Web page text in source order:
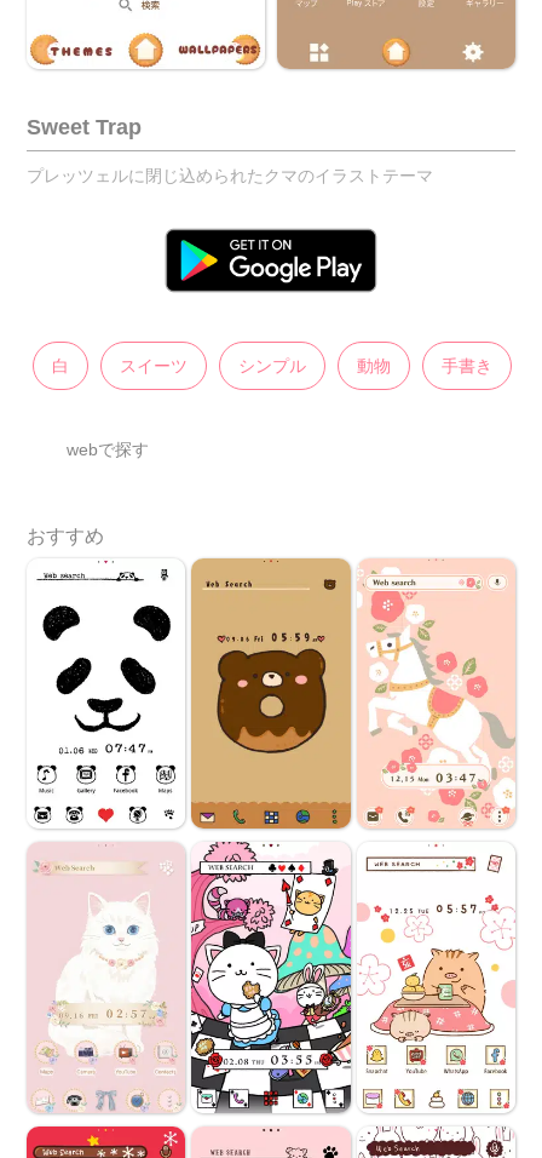
Sweet Trap
プレッツェルに閉じ込められたクマのイラストテーマ
白 スイーツ シンプル 動物 手書き
webで探す
おすすめ